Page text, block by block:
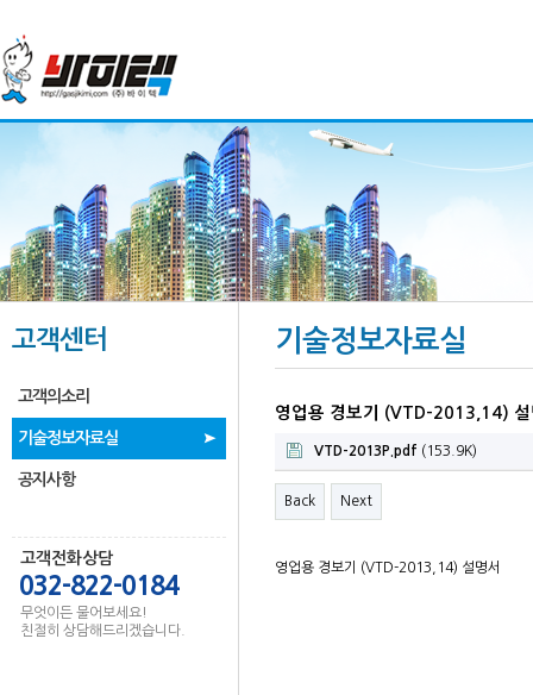
고객센터
고객의소리
기술정보자료실
공지사항
고객전화상담
032-822-0184
무엇이든 물어보세요!
친절히 상담해드리겠습니다.
기술정보자료실
영업용 경보기 (VTD-2013,14) 설
VTD-2013P.pdf (153.9K)
Back Next
영업용 경보기 (VTD-2013,14) 설명서